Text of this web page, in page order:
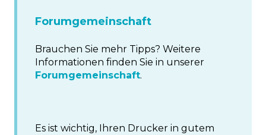
Forumgemeinschaft
Brauchen Sie mehr Tipps? Weitere
Informationen finden Sie in unserer
Forumgemeinschaft.
Es ist wichtig, Ihren Drucker in gutem